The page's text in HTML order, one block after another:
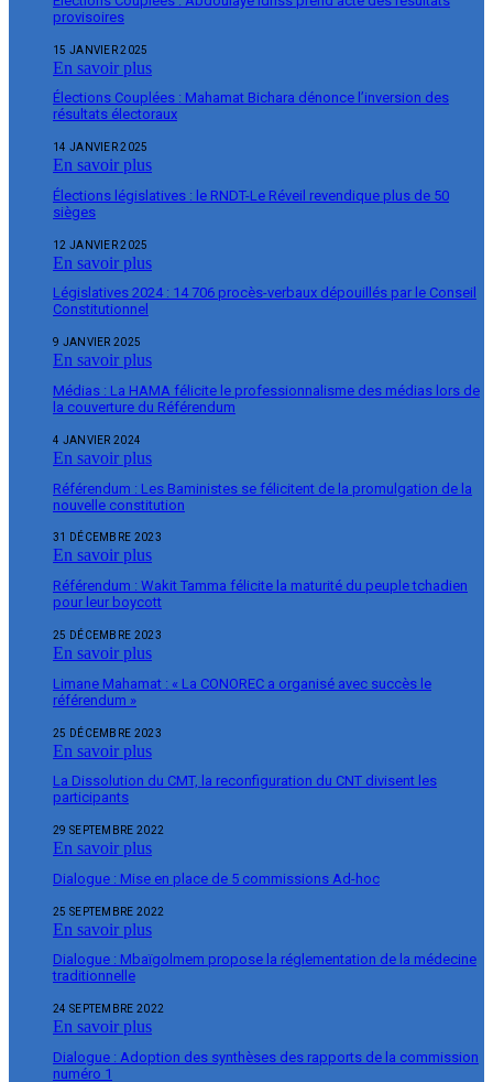
provisoires
15 JANVIER 2025
En savoir plus
Élections Couplées : Mahamat Bichara dénonce l’inversion des
résultats électoraux
14 JANVIER 2025
En savoir plus
Élections législatives : le RNDT-Le Réveil revendique plus de 50
sièges
12 JANVIER 2025
En savoir plus
Législatives 2024 : 14 706 procès-verbaux dépouillés par le Conseil
Constitutionnel
9 JANVIER 2025
En savoir plus
Médias : La HAMA félicite le professionnalisme des médias lors de
la couverture du Référendum
4 JANVIER 2024
En savoir plus
Référendum : Les Baministes se félicitent de la promulgation de la
nouvelle constitution
31 DÉCEMBRE 2023
En savoir plus
Référendum : Wakit Tamma félicite la maturité du peuple tchadien
pour leur boycott
25 DÉCEMBRE 2023
En savoir plus
Limane Mahamat : « La CONOREC a organisé avec succès le
référendum »
25 DÉCEMBRE 2023
En savoir plus
La Dissolution du CMT, la reconfiguration du CNT divisent les
participants
29 SEPTEMBRE 2022
En savoir plus
Dialogue : Mise en place de 5 commissions Ad-hoc
25 SEPTEMBRE 2022
En savoir plus
Dialogue : Mbaïgolmem propose la réglementation de la médecine
traditionnelle
24 SEPTEMBRE 2022
En savoir plus
Dialogue : Adoption des synthèses des rapports de la commission
numéro 1